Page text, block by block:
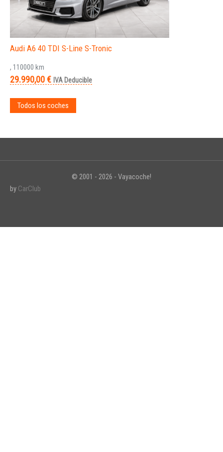
Audi A6 40 TDI S-Line S-Tronic
, 110000 km
29.990,00 € IVA Deducible
Todos los coches
© 2001 - 2026 - Vayacoche!
by CarClub